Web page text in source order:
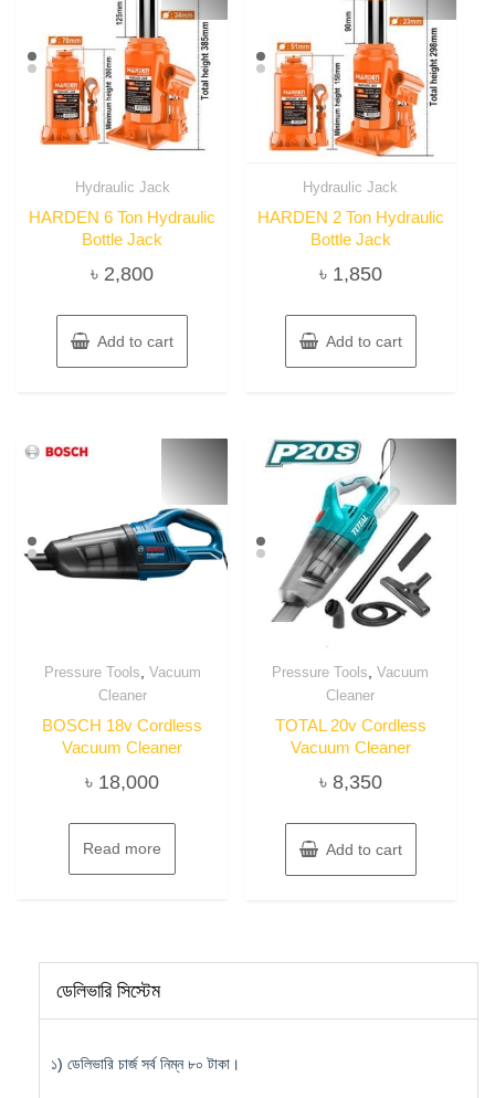
Hydraulic Jack
HARDEN 6 Ton Hydraulic
Bottle Jack
৳ 2,800
Add to cart
Hydraulic Jack
HARDEN 2 Ton Hydraulic
Bottle Jack
৳ 1,850
Add to cart
Pressure Tools Vacuum
Cleaner
BOSCH 18v Cordless
Vacuum Cleaner
৳ 18,000
Read more
Pressure Tools ,Vacuum
Cleaner
TOTAL 20v Cordless
Vacuum Cleaner
৳ 8,350
Add to cart
ডেলিভারি সিস্টেম
১) ডেলিভারি চার্জ সর্ব নিম্ন ৮০ টাকা।